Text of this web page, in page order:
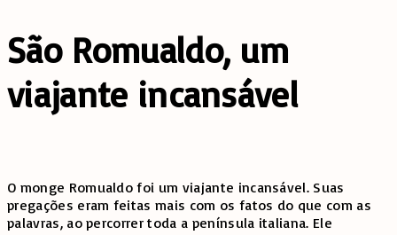
São Romualdo, um
viajante incansável
O monge Romualdo foi um viajante incansável. Suas
pregações eram feitas mais com os fatos do que com as
palavras, ao percorrer toda a península italiana. Ele